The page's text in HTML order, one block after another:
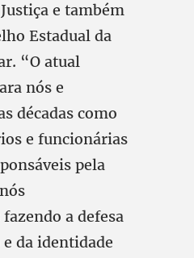
e também
Estadual da
“O atual
nós e
décadas como
e funcionárias
pela
a defesa
da identidade